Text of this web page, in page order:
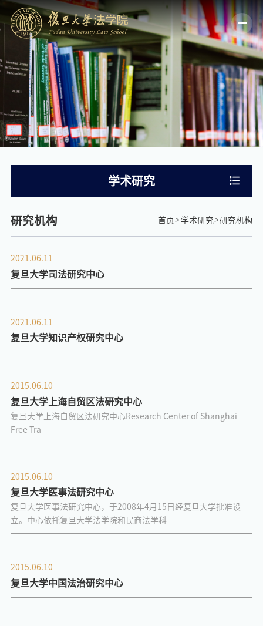
学术研究
研究机构 首页 学术研究 研究机构
2021.06.11
复旦大学司法研究中心
2021.06.11
复旦大学知识产权研究中心
2015.06.10
复旦大学上海自贸区法研究中心
复旦大学上海自贸区法研究中心Research Center of Shanghai
Free Tra
2015.06.10
复旦大学医事法研究中心
复旦大学医事法研究中心，于2008年4月15日经复旦大学批准设
立。中心依托复旦大学法学院和民商法学科
2015.06.10
复旦大学中国法治研究中心